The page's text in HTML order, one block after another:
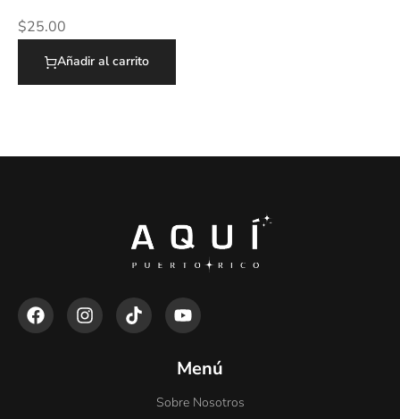
$25.00
Añadir al carrito
Menú
Sobre Nosotros